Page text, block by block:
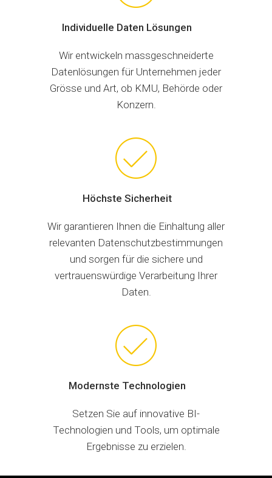
Individuelle Daten Lösungen
Wir entwickeln massgeschneiderte
Datenlösungen für Unternehmen jeder
Grösse und Art, ob KMU, Behörde oder
Konzern.
Höchste Sicherheit
Wir garantieren Ihnen die Einhaltung aller
relevanten Datenschutzbestimmungen
und sorgen für die sichere und
vertrauenswürdige Verarbeitung Ihrer
Daten.
Modernste Technologien
Setzen Sie auf innovative BI-
Technologien und Tools, um optimale
Ergebnisse zu erzielen.